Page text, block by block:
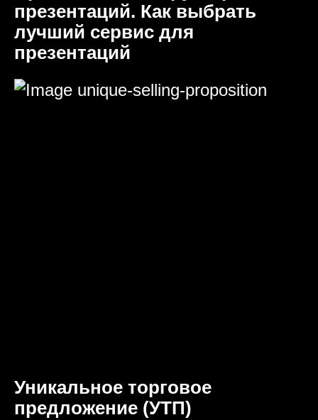
презентаций. Как выбрать
лучший сервис для
презентаций
Уникальное торговое
предложение (УТП)